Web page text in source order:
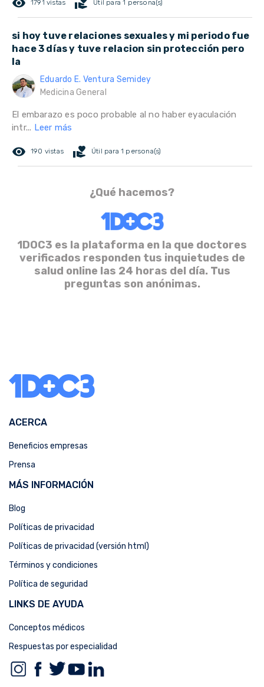
remove_red_eye 1791 vistas volunteer_activism Útil para 1 persona(s)
si hoy tuve relaciones sexuales y mi periodo fue
hace 3 días y tuve relacion sin protección pero
la
Eduardo E. Ventura Semidey
Medicina General
El embarazo es poco probable al no haber eyaculación
intr... Leer más
remove_red_eye 190 vistas volunteer_activism Útil para 1 persona(s)
¿Qué hacemos?
1DOC3 es la plataforma en la que doctores
verificados responden tus inquietudes de
salud online las 24 horas del día. Tus
preguntas son anónimas.
ACERCA
Beneficios empresas
Prensa
MÁS INFORMACIÓN
Blog
Políticas de privacidad
Políticas de privacidad (versión html)
Términos y condiciones
Política de seguridad
LINKS DE AYUDA
Conceptos médicos
Respuestas por especialidad